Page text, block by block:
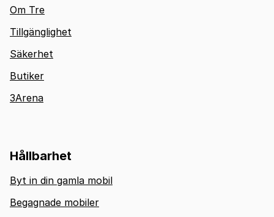
Om Tre
Tillgänglighet
Säkerhet
Butiker
3Arena
Hållbarhet
Byt in din gamla mobil
Begagnade mobiler